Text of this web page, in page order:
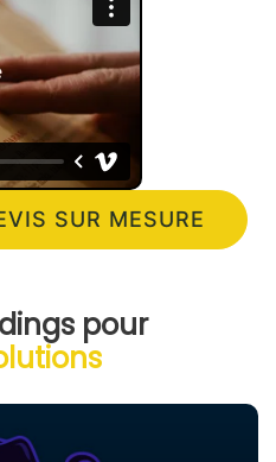
SUR MESURE
pour